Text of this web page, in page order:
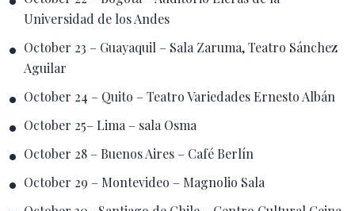
Universidad de los Andes
October 23 – Guayaquil – Sala Zaruma, Teatro Sánchez
Aguilar
October 24 – Quito – Teatro Variedades Ernesto Albán
October 25– Lima – sala Osma
October 28 – Buenos Aires – Café Berlín
October 29 – Montevideo – Magnolio Sala